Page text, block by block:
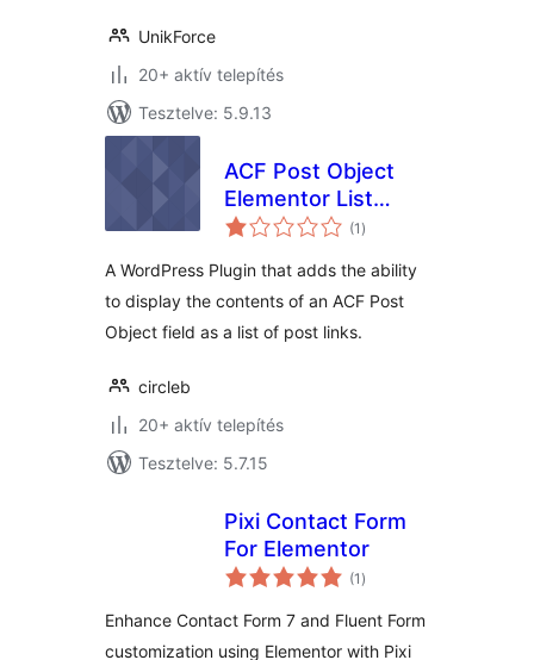
UnikForce
20+ aktív telepítés
Tesztelve: 5.9.13
ACF Post Object
Elementor List
Widget
(1 értékelés
összesen
)
A WordPress Plugin that adds the ability
to display the contents of an ACF Post
Object field as a list of post links.
circleb
20+ aktív telepítés
Tesztelve: 5.7.15
Pixi Contact Form
For Elementor
(1 értékelés
összesen
)
Enhance Contact Form 7 and Fluent Form
customization using Elementor with Pixi